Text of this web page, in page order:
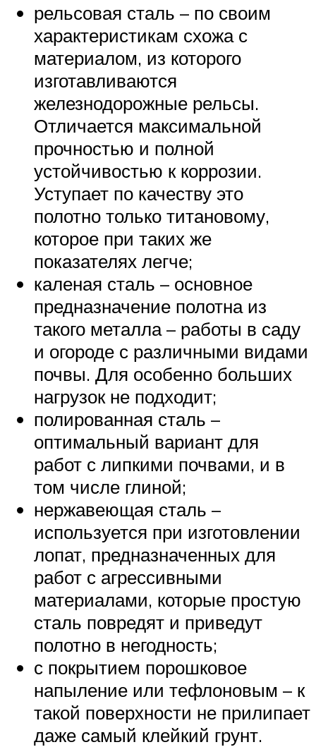
рельсовая сталь – по своим
характеристикам схожа с
материалом, из которого
изготавливаются
железнодорожные рельсы.
Отличается максимальной
прочностью и полной
устойчивостью к коррозии.
Уступает по качеству это
полотно только титановому,
которое при таких же
показателях легче;
каленая сталь – основное
предназначение полотна из
такого металла – работы в саду
и огороде с различными видами
почвы. Для особенно больших
нагрузок не подходит;
полированная сталь –
оптимальный вариант для
работ с липкими почвами, и в
том числе глиной;
нержавеющая сталь –
используется при изготовлении
лопат, предназначенных для
работ с агрессивными
материалами, которые простую
сталь повредят и приведут
полотно в негодность;
с покрытием порошковое
напыление или тефлоновым – к
такой поверхности не прилипает
даже самый клейкий грунт.